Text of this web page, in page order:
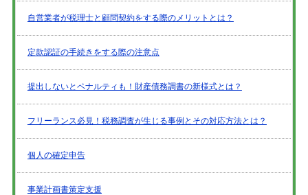
自営業者が税理士と顧問契約をする際のメリットとは？
定款認証の手続きをする際の注意点
提出しないとペナルティも！財産債務調書の新様式とは？
フリーランス必見！税務調査が生じる事例とその対応方法とは？
個人の確定申告
事業計画書策定支援